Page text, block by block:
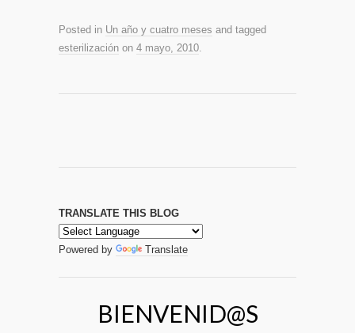
Posted in Un año y cuatro meses and tagged
esterilización on 4 mayo, 2010
TRANSLATE THIS BLOG
Powered by Translate
BIENVENID@S